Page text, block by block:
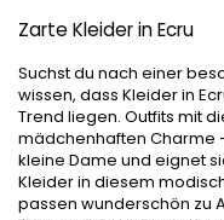
Zarte Kleider in Ecru
Suchst du nach einer
wissen, dass Kleider in
Trend liegen. Outfits mit
mädchenhaften Charme
kleine Dame und eignet
Kleider in diesem
passen wunderschön zu